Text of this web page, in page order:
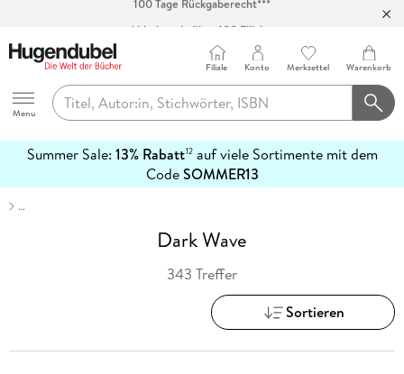
Abholung in über 100 Filialen
Hugendubel
Menu
Filiale Konto Merkzettel Warenkorb
Summer Sale: 13% Rabatt12auf viele Sortimente mit dem
CodeSOMMER13
erfahren
…
Dark Wave
343 Treffer
Sortieren